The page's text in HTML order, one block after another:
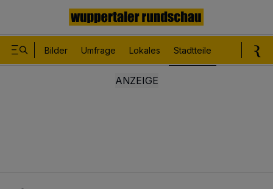
Bilder Umfrage Lokales Stadtteile